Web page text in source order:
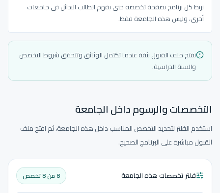
نربط كل برنامج بصفحة تخصصه حتى يفهم الطالب البدائل في جامعات
أخرى، وليس هذه الجامعة فقط.
نفتح ملف القبول بثقة عندما تكتمل الوثائق وتتحقق شروط التخصص
والسنة الدراسية.
التخصصات والرسوم داخل الجامعة
استخدم الفلتر لتحديد التخصص المناسب داخل هذه الجامعة، ثم افتح ملف
القبول مباشرة على البرنامج الصحيح.
فلتر تخصصات هذه الجامعة 8 من 8 تخصص